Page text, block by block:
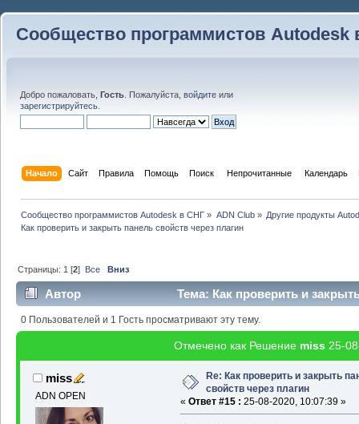
Сообщество программистов Autodesk
Добро пожаловать, Гость . Пожалуйста, войдите или
зарегистрируйтесь
Начало Сайт Правила Помощь Поиск Непрочитанные Календарь
Сообщество программистов Autodesk в СНГ » ADN Club» Другие продукты
Как проверить и закрыть панель свойств через плагин
Страницы: 1 [2] Все Вниз
Автор
Тема: Как проверить и
(Прочитано 63867 раз)
0 Пользователей и 1 Гость просматривают эту тему.
Отмечено как Решение miss 25-
miss
ADN OPEN
Re: Как проверить и закрыть
свойств через плагин
« Ответ #15 : 25-08-2020, 10:07:39 »